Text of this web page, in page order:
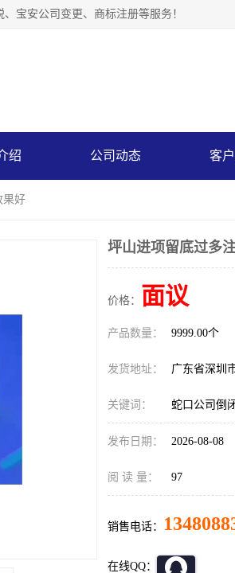
宝安公司变更、商标注册等服务！
绍 公司动态 客
果好
坪山进项留底过多
价格： 面议
产品数量： 9999.00个
发货地址： 广东省深圳
关键词： 蛇口公司倒
发布日期： 2026-08-08
阅 读 量： 97
销售电话：
在线QQ：